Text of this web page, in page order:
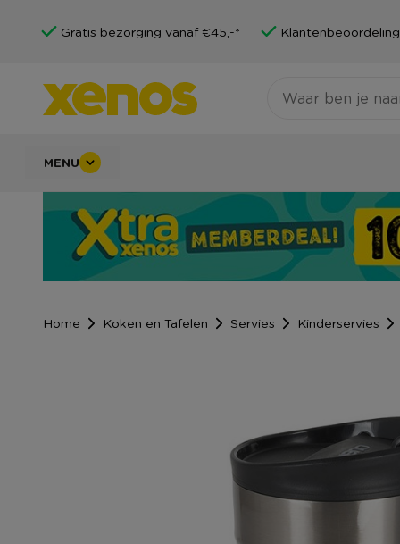
Gratis bezorging vanaf €45,-*
MENU
Home Koken en Tafelen Servies Kinderservies